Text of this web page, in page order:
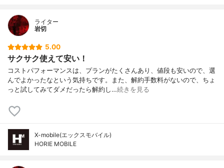
ライター
岩切
5.00
サクサク使えて安い！
コストパフォーマンスは、プランがたくさんあり、値段も安いので、選
んでよかったなという気持ちです。また、解約手数料がないので、ちょ
っと試してみてダメだったら解約し…続きを見る
X-mobile(エックスモバイル)
HORIE MOBILE